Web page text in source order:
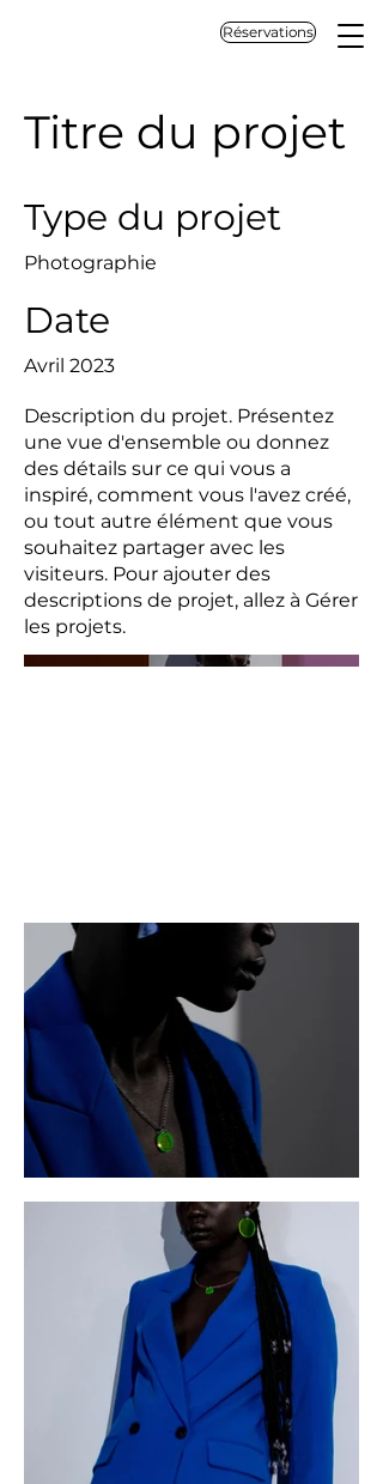
Réservations
Titre du projet
Type du projet
Photographie
Date
Avril 2023
Description du projet. Présentez
une vue d'ensemble ou donnez
des détails sur ce qui vous a
inspiré, comment vous l'avez créé,
ou tout autre élément que vous
souhaitez partager avec les
visiteurs. Pour ajouter des
descriptions de projet, allez à Gérer
les projets.